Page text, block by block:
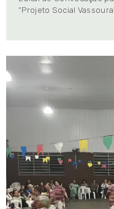
“Projeto Social